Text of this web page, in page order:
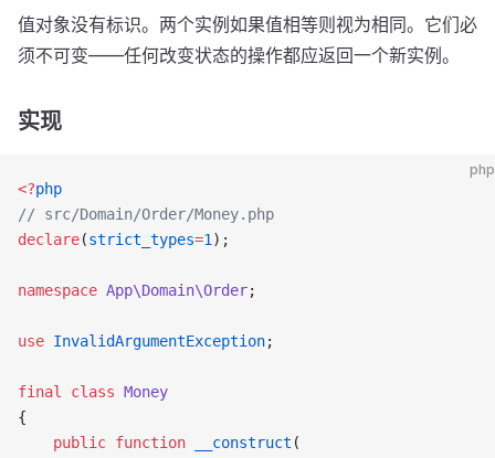
值对象没有标识。两个实例如果值相等则视为相同。它们必
须不可变——任何改变状态的操作都应返回一个新实例。
实现
php
<?php
// src/Domain/Order/Money.php
declare(strict_types=1 );
namespace App\Domain\Order;
use InvalidArgumentException;
final class Money
{
    public
function __construct (